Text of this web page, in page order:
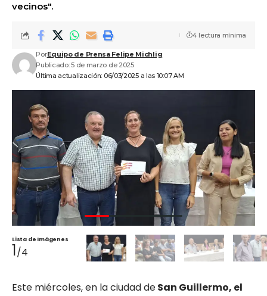
vecinos".
Última actualización: 06/03/2025 a las 10:07 AM
PorEquipo de Prensa Felipe Michlig
Publicado: 5 de marzo de 2025
4 lectura mínima
Lista de Imágenes
1/4
Este miércoles, en la ciudad deSan Guillermo, el